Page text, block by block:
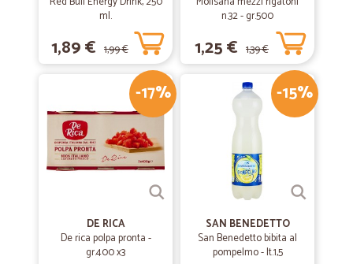
ml.
1,89 € 1,99 €
n.32 - gr.500
1,25 € 1,39 €
-17%
DE RICA
De rica polpa pronta -
gr.400 x3
-15%
SAN BENEDETTO
San Benedetto bibita al
pompelmo - lt.1,5